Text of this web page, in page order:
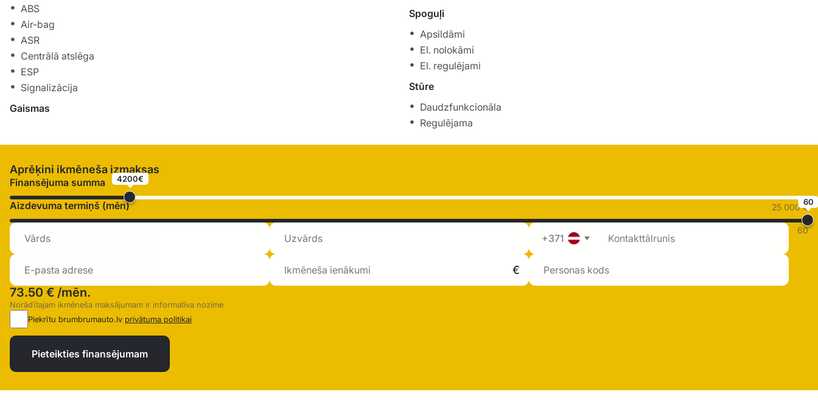
ABS
Air-bag
ASR
Centrālā atslēga
ESP
Signalizācija
Gaismas
Spoguļi
Apsildāmi
El. nolokāmi
El. regulējami
Stūre
Daudzfunkcionāla
Regulējama
Aprēķini ikmēneša izmaksas
Finansējuma summa 4200€
25 000 €
Aizdevuma termiņš (mēn) 60
60
+371
73.50 € /mēn.
Norādītajam ikmēneša maksājumam ir informatīva nozīme
Piekrītu brumbrumauto.lv privātuma politikai
Pieteikties finansējumam